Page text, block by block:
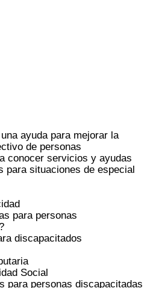
ayuda para mejorar la
de personas
conocer servicios y ayudas
para situaciones de especial
para personas
discapacitados
Social
para personas discapacitadas